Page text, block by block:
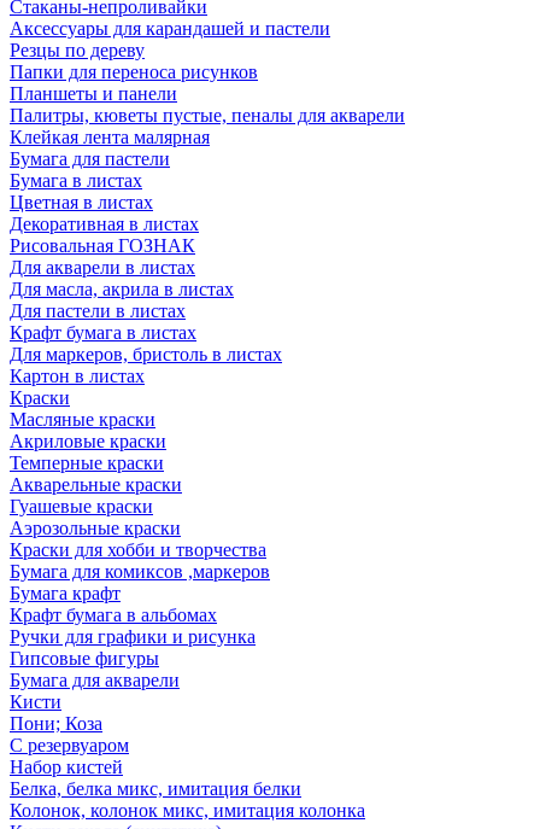
Стаканы-непроливайки
Аксессуары для карандашей и пастели
Резцы по дереву
Папки для переноса рисунков
Планшеты и панели
Палитры, кюветы пустые, пеналы для акварели
Клейкая лента малярная
Бумага для пастели
Бумага в листах
Цветная в листах
Декоративная в листах
Рисовальная ГОЗНАК
Для акварели в листах
Для масла, акрила в листах
Для пастели в листах
Крафт бумага в листах
Для маркеров, бристоль в листах
Картон в листах
Краски
Масляные краски
Акриловые краски
Темперные краски
Акварельные краски
Гуашевые краски
Аэрозольные краски
Краски для хобби и творчества
Бумага для комиксов ,маркеров
Бумага крафт
Крафт бумага в альбомах
Ручки для графики и рисунка
Гипсовые фигуры
Бумага для акварели
Кисти
Пони; Коза
С резервуаром
Набор кистей
Белка, белка микс, имитация белки
Колонок, колонок микс, имитация колонка